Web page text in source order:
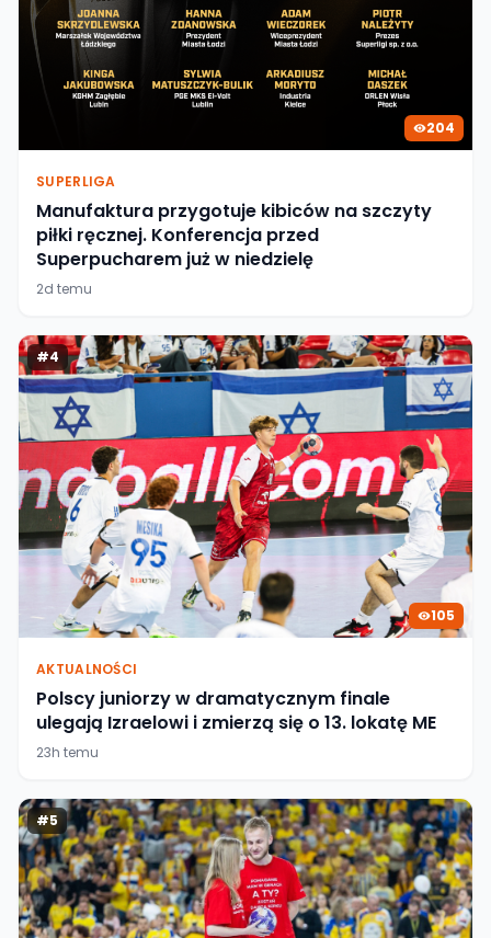
204
SUPERLIGA
Manufaktura przygotuje kibiców na szczyty
piłki ręcznej. Konferencja przed
Superpucharem już w niedzielę
2d temu
#4
105
AKTUALNOŚCI
Polscy juniorzy w dramatycznym finale
ulegają Izraelowi i zmierzą się o 13. lokatę ME
23h temu
#5